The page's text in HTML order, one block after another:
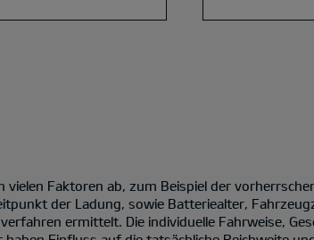
vielen Faktoren ab, zum Beispiel der
der Ladung, sowie Batteriealter,
ermittelt. Die individuelle Fahrweise,